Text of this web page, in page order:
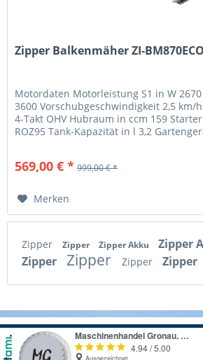
Zipper Balkenmäher ZI-
Motordaten Motorleistung S1 in W
3600 Vorschubgeschwindigkeit 2,5 km/
4-Takt OHV Hubraum in ccm 159
ROZ95 Tank-Kapazität in l 3,2
569,00 € * 999,00 € *
Merken
Zipper Zipper Zipper Akku Zipper
Zipper Zipper Zipper Zipper